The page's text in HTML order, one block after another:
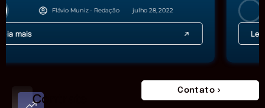
Flávio Muniz - Redação junho 22, 2022
Contrate
Contato